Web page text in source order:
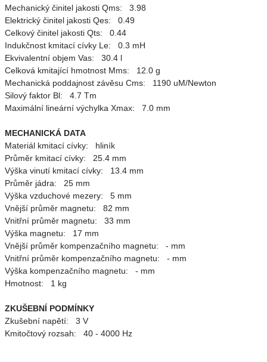
Mechanický činitel jakosti Qms: 3.98
Elektrický činitel jakosti Qes: 0.49
Celkový činitel jakosti Qts: 0.44
Indukčnost kmitací cívky Le: 0.3 mH
Ekvivalentní objem Vas: 30.4 l
Celková kmitající hmotnost Mms: 12.0 g
Mechanická poddajnost závěsu Cms: 1190 uM/Newton
Silový faktor Bl: 4.7 Tm
Maximální lineární výchylka Xmax: 7.0 mm
MECHANICKÁ DATA
Materiál kmitací cívky: hliník
Průměr kmitací cívky: 25.4 mm
Výška vinutí kmitací cívky: 13.4 mm
Průměr jádra: 25 mm
Výška vzduchové mezery: 5 mm
Vnější průměr magnetu: 82 mm
Vnitřní průměr magnetu: 33 mm
Výška magnetu: 17 mm
Vnější průměr kompenzačního magnetu: - mm
Vnitřní průměr kompenzačního magnetu: - mm
Výška kompenzačního magnetu: - mm
Hmotnost: 1 kg
ZKUŠEBNÍ PODMÍNKY
Zkušební napětí: 3 V
Kmitočtový rozsah: 40 - 4000 Hz